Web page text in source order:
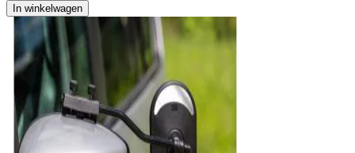
In winkelwagen